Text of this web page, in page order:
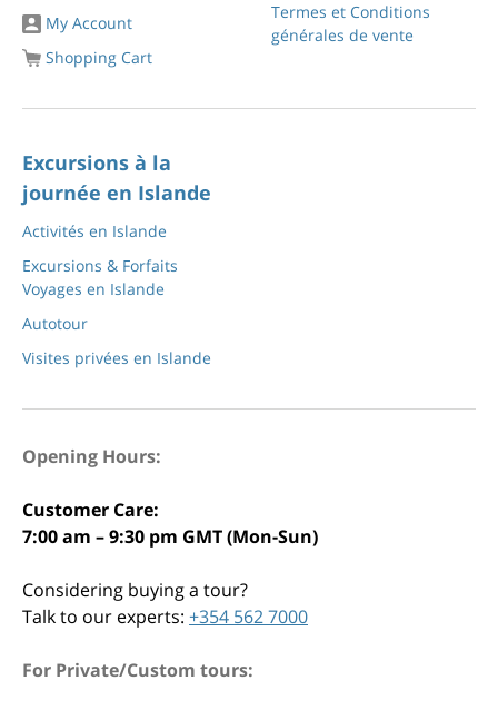
My Account
Shopping Cart
Termes et Conditions
générales de vente
Excursions à la
journée en Islande
Activités en Islande
Excursions & Forfaits
Voyages en Islande
Autotour
Visites privées en Islande
Opening Hours:
Customer Care:
7:00 am – 9:30 pm GMT (Mon-Sun)
Considering buying a tour?
Talk to our experts: +354 562 7000
For Private/Custom tours: